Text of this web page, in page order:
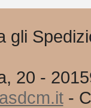
gli
20 -
-